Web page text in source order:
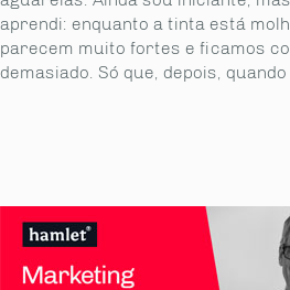
aprendi: enquanto a tinta está
parecem muito fortes e ficamos
demasiado. Só que, depois, quando